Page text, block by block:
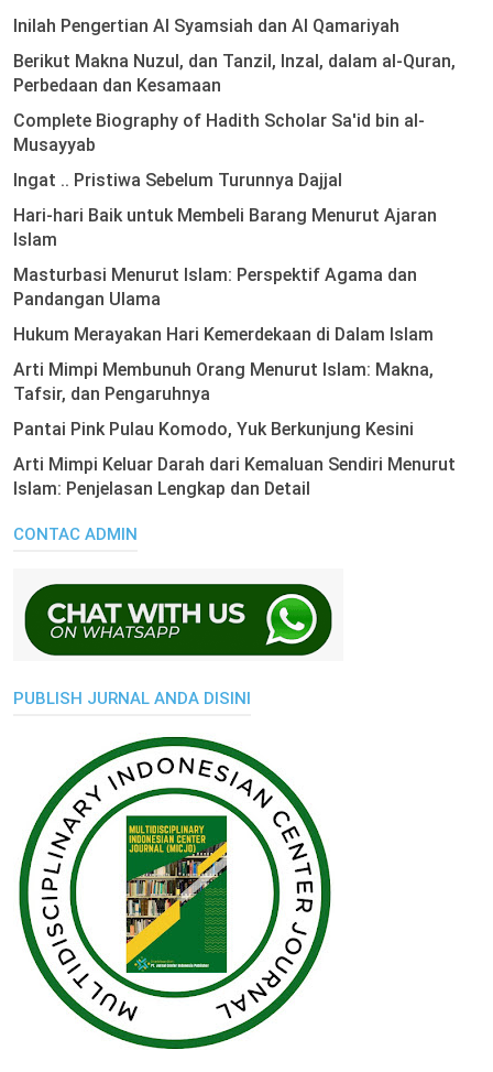
Inilah Pengertian Al Syamsiah dan Al Qamariyah
Berikut Makna Nuzul, dan Tanzil, Inzal, dalam al-Quran,
Perbedaan dan Kesamaan
Complete Biography of Hadith Scholar Sa'id bin al-
Musayyab
Ingat .. Pristiwa Sebelum Turunnya Dajjal
Hari-hari Baik untuk Membeli Barang Menurut Ajaran
Islam
Masturbasi Menurut Islam: Perspektif Agama dan
Pandangan Ulama
Hukum Merayakan Hari Kemerdekaan di Dalam Islam
Arti Mimpi Membunuh Orang Menurut Islam: Makna,
Tafsir, dan Pengaruhnya
Pantai Pink Pulau Komodo, Yuk Berkunjung Kesini
Arti Mimpi Keluar Darah dari Kemaluan Sendiri Menurut
Islam: Penjelasan Lengkap dan Detail
CONTAC ADMIN
PUBLISH JURNAL ANDA DISINI